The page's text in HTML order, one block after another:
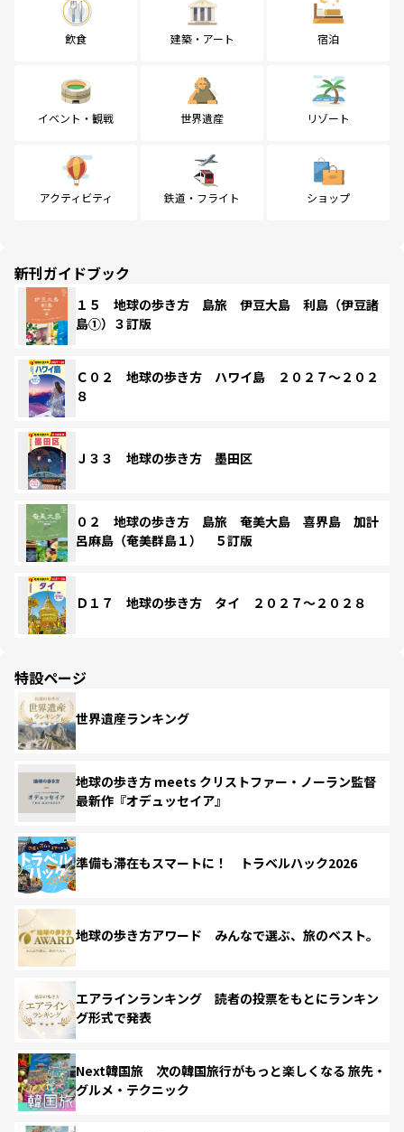
飲食 建築・アート 宿泊
イベント・観戦 世界遺産 リゾート
アクティビティ 鉄道・フライト ショップ
新刊ガイドブック
１５ 地球の歩き方 島旅 伊豆大島 利島（伊豆諸
島①）３訂版
Ｃ０２ 地球の歩き方 ハワイ島 ２０２７～２０２
８
Ｊ３３ 地球の歩き方 墨田区
０２ 地球の歩き方 島旅 奄美大島 喜界島 加計
呂麻島（奄美群島１） ５訂版
Ｄ１７ 地球の歩き方 タイ ２０２７～２０２８
特設ページ
世界遺産ランキング
地球の歩き方 meets クリストファー・ノーラン監督
最新作『オデュッセイア』
準備も滞在もスマートに！ トラベルハック2026
地球の歩き方アワード みんなで選ぶ、旅のベスト。
エアラインランキング 読者の投票をもとにランキン
グ形式で発表
Next韓国旅 次の韓国旅行がもっと楽しくなる 旅先・
グルメ・テクニック